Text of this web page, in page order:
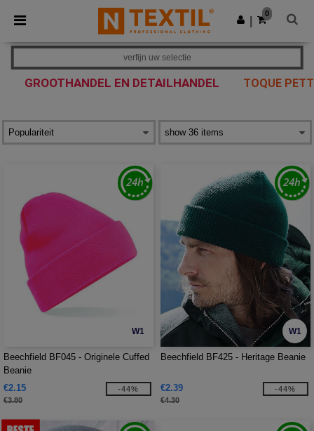
× Ntextil-app
Betere prijzen in de app!
Download app
0
GROOTHANDEL EN DETAILHANDEL TOQUE
verfijn uw selectie
W1
Beechfield BF045 - Originele Cuffed
Beanie
€2.15
€3.80
-44%
W1
Beechfield BF425 - Heritage Beanie
€2.39
€4.30
-44%